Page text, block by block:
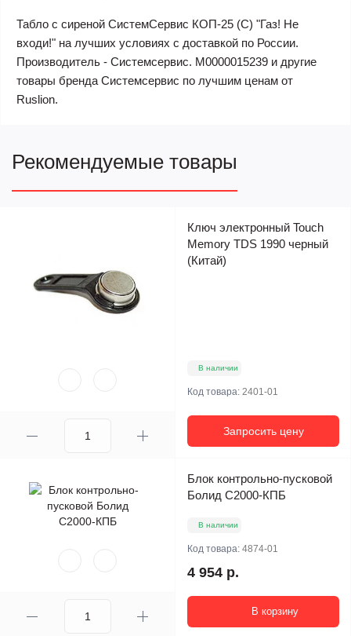
Табло с сиреной СистемСервис КОП-25 (С) "Газ! Не
входи!" на лучших условиях с доставкой по России.
Производитель - Системсервис. М0000015239 и другие
товары бренда Системсервис по лучшим ценам от
Ruslion.
Рекомендуемые товары
Ключ электронный Touch
Memory ТDS 1990 черный
(Китай)
В наличии
Код товара: 2401-01
Запросить цену
Блок контрольно-пусковой
Болид С2000-КПБ
В наличии
Код товара: 4874-01
4 954 р.
В корзину